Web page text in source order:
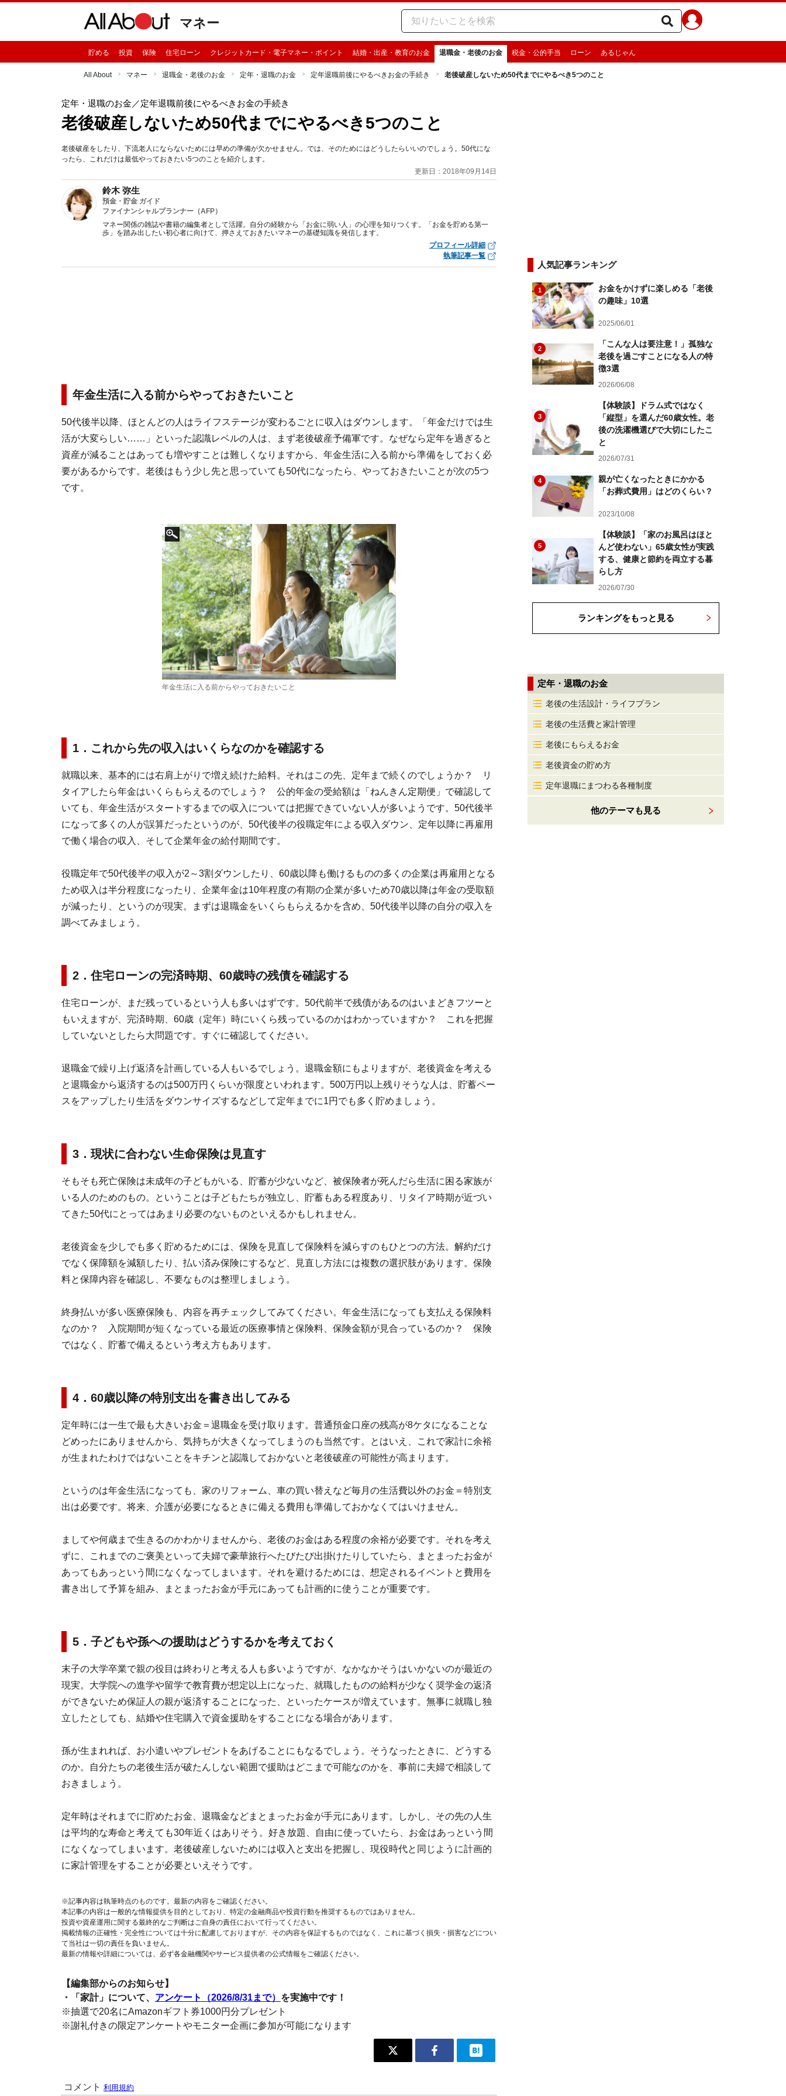
マネー
貯める 投資 保険 住宅ローン クレジットカード・電子マネー・ポイント 結婚・出産・教育のお金 退職金・老後のお金 税金・公的手当 ローン あるじゃん
All About マネー 退職金・老後のお金 定年・退職のお金 定年退職前後にやるべきお金の手続き 老後破産しないため50代までにやるべき5つのこと
定年・退職のお金 ／定年退職前後にやるべきお金の手続き
老後破産しないため50代までにやるべき5つのこと
老後破産をしたり、下流老人にならないためには早めの準備が欠かせません。では、そのためにはどうしたらいいのでしょう。50代にな
ったら、これだけは最低やっておきたい5つのことを紹介します。
更新日：2018年09月14日
鈴木 弥生
預金・貯金 ガイド
ファイナンシャルプランナー（AFP）
マネー関係の雑誌や書籍の編集者として活躍。自分の経験から「お金に弱い人」の心理を知りつくす。「お金を貯める第一
歩」を踏み出したい初心者に向けて、押さえておきたいマネーの基礎知識を発信します。
プロフィール詳細
執筆記事一覧
年金生活に入る前からやっておきたいこと
50代後半以降、ほとんどの人はライフステージが変わるごとに収入はダウンします。「年金だけでは生
活が大変らしい……」といった認識レベルの人は、まず老後破産予備軍です。なぜなら定年を過ぎると
資産が減ることはあっても増やすことは難しくなりますから、年金生活に入る前から準備をしておく必
要があるからです。老後はもう少し先と思っていても50代になったら、やっておきたいことが次の5つ
です。
年金生活に入る前からやっておきたいこと
1．これから先の収入はいくらなのかを確認する
就職以来、基本的には右肩上がりで増え続けた給料。それはこの先、定年まで続くのでしょうか？ リ
タイアしたら年金はいくらもらえるのでしょう？ 公的年金の受給額は「ねんきん定期便」で確認して
いても、年金生活がスタートするまでの収入については把握できていない人が多いようです。50代後半
になって多くの人が誤算だったというのが、50代後半の役職定年による収入ダウン、定年以降に再雇用
で働く場合の収入、そして企業年金の給付期間です。
役職定年で50代後半の収入が2～3割ダウンしたり、60歳以降も働けるものの多くの企業は再雇用となる
ため収入は半分程度になったり、企業年金は10年程度の有期の企業が多いため70歳以降は年金の受取額
が減ったり、というのが現実。まずは退職金をいくらもらえるかを含め、50代後半以降の自分の収入を
調べてみましょう。
2．住宅ローンの完済時期、60歳時の残債を確認する
住宅ローンが、まだ残っているという人も多いはずです。50代前半で残債があるのはいまどきフツーと
もいえますが、完済時期、60歳（定年）時にいくら残っているのかはわかっていますか？ これを把握
していないとしたら大問題です。すぐに確認してください。
退職金で繰り上げ返済を計画している人もいるでしょう。退職金額にもよりますが、老後資金を考える
と退職金から返済するのは500万円くらいが限度といわれます。500万円以上残りそうな人は、貯蓄ペー
スをアップしたり生活をダウンサイズするなどして定年までに1円でも多く貯めましょう。
3．現状に合わない生命保険は見直す
そもそも死亡保険は未成年の子どもがいる、貯蓄が少ないなど、被保険者が死んだら生活に困る家族が
いる人のためのもの。ということは子どもたちが独立し、貯蓄もある程度あり、リタイア時期が近づい
てきた50代にとってはあまり必要のないものといえるかもしれません。
老後資金を少しでも多く貯めるためには、保険を見直して保険料を減らすのもひとつの方法。解約だけ
でなく保障額を減額したり、払い済み保険にするなど、見直し方法には複数の選択肢があります。保険
料と保障内容を確認し、不要なものは整理しましょう。
終身払いが多い医療保険も、内容を再チェックしてみてください。年金生活になっても支払える保険料
なのか？ 入院期間が短くなっている最近の医療事情と保険料、保険金額が見合っているのか？ 保険
ではなく、貯蓄で備えるという考え方もあります。
4．60歳以降の特別支出を書き出してみる
定年時には一生で最も大きいお金＝退職金を受け取ります。普通預金口座の残高が8ケタになることな
どめったにありませんから、気持ちが大きくなってしまうのも当然です。とはいえ、これで家計に余裕
が生まれたわけではないことをキチンと認識しておかないと老後破産の可能性が高まります。
というのは年金生活になっても、家のリフォーム、車の買い替えなど毎月の生活費以外のお金＝特別支
出は必要です。将来、介護が必要になるときに備える費用も準備しておかなくてはいけません。
ましてや何歳まで生きるのかわかりませんから、老後のお金はある程度の余裕が必要です。それを考え
ずに、これまでのご褒美といって夫婦で豪華旅行へたびたび出掛けたりしていたら、まとまったお金が
あってもあっという間になくなってしまいます。それを避けるためには、想定されるイベントと費用を
書き出して予算を組み、まとまったお金が手元にあっても計画的に使うことが重要です。
5．子どもや孫への援助はどうするかを考えておく
末子の大学卒業で親の役目は終わりと考える人も多いようですが、なかなかそうはいかないのが最近の
現実。大学院への進学や留学で教育費が想定以上になった、就職したものの給料が少なく奨学金の返済
ができないため保証人の親が返済することになった、といったケースが増えています。無事に就職し独
立したとしても、結婚や住宅購入で資金援助をすることになる場合があります。
孫が生まれれば、お小遣いやプレゼントをあげることにもなるでしょう。そうなったときに、どうする
のか。自分たちの老後生活が破たんしない範囲で援助はどこまで可能なのかを、事前に夫婦で相談して
おきましょう。
定年時はそれまでに貯めたお金、退職金などまとまったお金が手元にあります。しかし、その先の人生
は平均的な寿命と考えても30年近くはありそう。好き放題、自由に使っていたら、お金はあっという間
になくなってしまいます。老後破産しないためには収入と支出を把握し、現役時代と同じように計画的
に家計管理をすることが必要といえそうです。
※記事内容は執筆時点のものです。最新の内容をご確認ください。
本記事の内容は一般的な情報提供を目的としており、特定の金融商品や投資行動を推奨するものではありません。
投資や資産運用に関する最終的なご判断はご自身の責任において行ってください。
掲載情報の正確性・完全性については十分に配慮しておりますが、その内容を保証するものではなく、これに基づく損失・損害などについ
て当社は一切の責任を負いません。
最新の情報や詳細については、必ず各金融機関やサービス提供者の公式情報をご確認ください。
【編集部からのお知らせ】
・「家計」について、 アンケート（2026/8/31まで） を実施中です！
※抽選で20名にAmazonギフト券1000円分プレゼント
※謝礼付きの限定アンケートやモニター企画に参加が可能になります
人気記事ランキング
1
お金をかけずに楽しめる「老後
の趣味」10選
2025/06/01
2
「こんな人は要注意！」孤独な
老後を過ごすことになる人の特
徴3選
2026/06/08
3
【体験談】ドラム式ではなく
「縦型」を選んだ60歳女性。老
後の洗濯機選びで大切にしたこ
と
2026/07/31
4
親が亡くなったときにかかる
「お葬式費用」はどのくらい？
2023/10/08
5
【体験談】「家のお風呂はほと
んど使わない」65歳女性が実践
する、健康と節約を両立する暮
らし方
2026/07/30
ランキングをもっと見る
定年・退職のお金
老後の生活設計・ライフプラン
老後の生活費と家計管理
老後にもらえるお金
老後資金の貯め方
定年退職にまつわる各種制度
他のテーマも見る